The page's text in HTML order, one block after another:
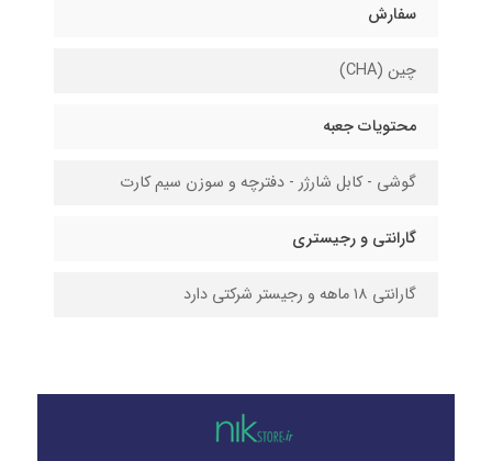
سفارش
چین (CHA)
محتویات جعبه
گوشی - کابل شارژر - دفترچه و سوزن سیم کارت
گارانتی و رجیستری
گارانتی ۱۸ ماهه و رجیستر شرکتی دارد